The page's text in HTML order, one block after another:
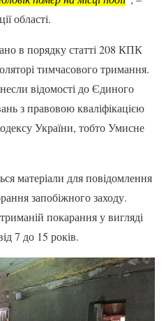
області.
в порядку статті 208 КПК
тимчасового тримання.
відомості до Єдиного
з правовою кваліфікацією
України, тобто Умисне
матеріали для повідомлення
запобіжного заходу.
покарання у вигляді
7 до 15 років.